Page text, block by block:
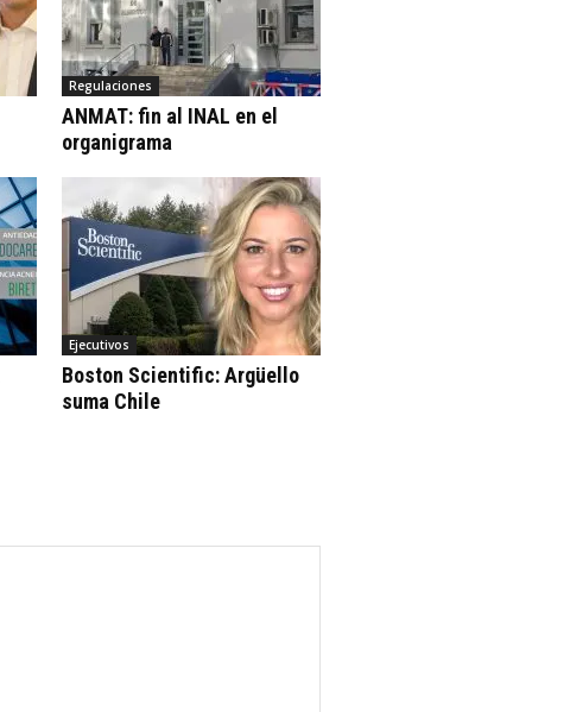
Regulaciones
ANMAT: fin al INAL en el
organigrama
Ejecutivos
Boston Scientific: Argüello
suma Chile